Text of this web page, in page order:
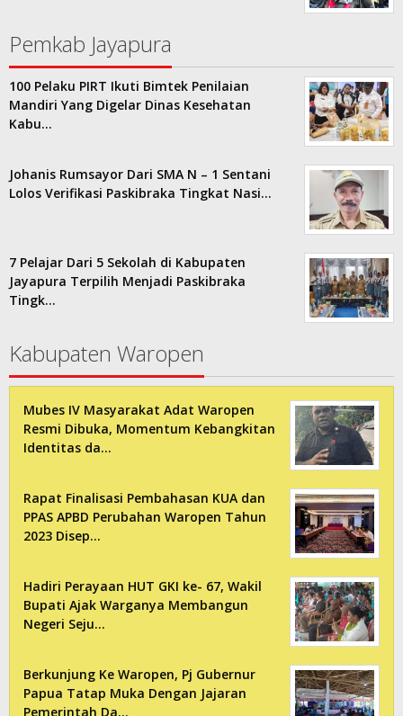
Pemkab Jayapura
100 Pelaku PIRT Ikuti Bimtek Penilaian
Mandiri Yang Digelar Dinas Kesehatan
Kabu…
Johanis Rumsayor Dari SMA N – 1 Sentani
Lolos Verifikasi Paskibraka Tingkat Nasi…
7 Pelajar Dari 5 Sekolah di Kabupaten
Jayapura Terpilih Menjadi Paskibraka
Tingk…
Kabupaten Waropen
Mubes IV Masyarakat Adat Waropen
Resmi Dibuka, Momentum Kebangkitan
Identitas da…
Rapat Finalisasi Pembahasan KUA dan
PPAS APBD Perubahan Waropen Tahun
2023 Disep…
Hadiri Perayaan HUT GKI ke- 67, Wakil
Bupati Ajak Warganya Membangun
Negeri Seju…
Berkunjung Ke Waropen, Pj Gubernur
Papua Tatap Muka Dengan Jajaran
Pemerintah Da…